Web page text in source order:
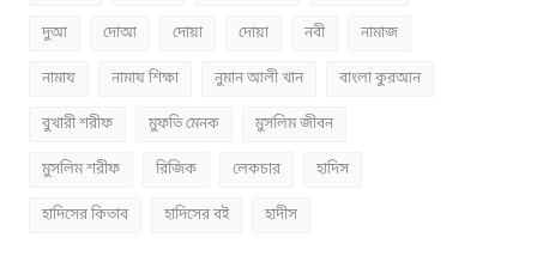
দুআ দোআ দোয়া দোয়া নবী নামাজ
নামায নামায শিক্ষা নুমান আলী খান বাংলা কুরআন
বুখারী শরীফ মুফতি মেনক মুসলিম জীবন
মুসলিম শরীফ রিজিক লেকচার হাদিস
হাদিসের কিতাব হাদিসের বই হাদীস